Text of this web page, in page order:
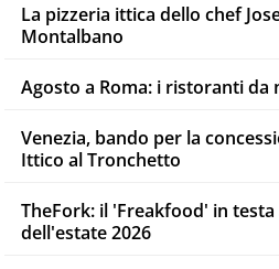
La pizzeria ittica dello chef
Montalbano
Agosto a Roma: i ristoranti da
Venezia, bando per la
Ittico al Tronchetto
TheFork: il 'Freakfood' in
dell'estate 2026